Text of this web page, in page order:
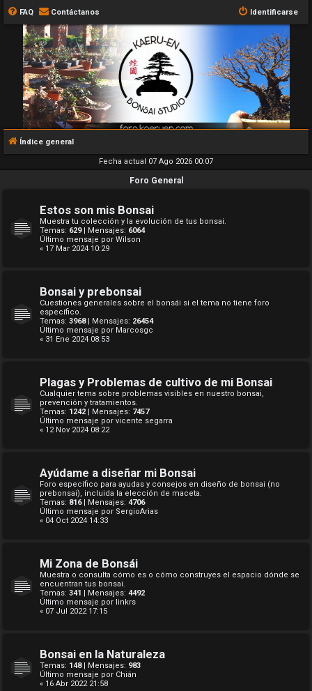
FAQ Contáctanos Identificarse
Índice general
Fecha actual 07 Ago 2026 00:07
Foro General
Estos son mis Bonsai
Muestra tu colección y la evolución de tus bonsai.
Temas: 629| Mensajes: 6064
Último mensaje por Wilson
« 17 Mar 2024 10:29
Bonsai y prebonsai
Cuestiones generales sobre el bonsái si el tema no tiene foro
específico.
Temas: 3968| Mensajes: 26454
Último mensaje por Marcosgc
« 31 Ene 2024 08:53
Plagas y Problemas de cultivo de mi Bonsai
Cualquier tema sobre problemas visibles en nuestro bonsai,
prevención y tratamientos.
Temas: 1242 | Mensajes: 7457
Último mensaje por vicente segarra
« 12 Nov 2024 08:22
Ayúdame a diseñar mi Bonsai
Foro específico para ayudas y consejos en diseño de bonsai (no
prebonsai), incluida la elección de maceta.
Temas: 816| Mensajes: 4706
Último mensaje por SergioArias
« 04 Oct 2024 14:33
Mi Zona de Bonsái
Muestra o consulta cómo es o cómo construyes el espacio dónde se
encuentran tus bonsai.
Temas: 341 | Mensajes: 4492
Último mensaje por linkrs
« 07 Jul 2022 17:15
Bonsai en la Naturaleza
Temas: 148| Mensajes: 983
Último mensaje por Chián
« 16 Abr 2022 21:58